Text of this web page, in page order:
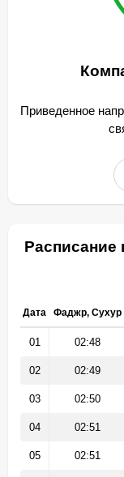
Приведенное
Расписание
Дата Фаджр, Сухур
01 02:48
02 02:49
03 02:50
04 02:51
05 02:51